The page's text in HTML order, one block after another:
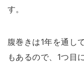
す。
腹巻きは1年を通し
もあるので、1つ目